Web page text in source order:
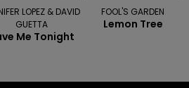
LOPEZ & DAVID
GUETTA
Me Tonight
FOOL'S GARDEN
Lemon Tree